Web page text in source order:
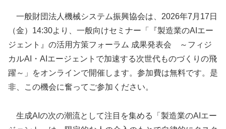
一般財団法人機械システム振興協会は、2026年7月17日
（金）14:30より、一般向けセミナー「『製造業のAIエー
ジェント』の活用方策フォーラム 成果発表会 ～フィジ
カルAI・AIエージェントで加速する次世代ものづくりの飛
躍～」をオンラインで開催します。参加費は無料です。是
非、この機会に奮ってご参加ください。
生成AIの次の潮流として注目を集める「製造業のAIエー